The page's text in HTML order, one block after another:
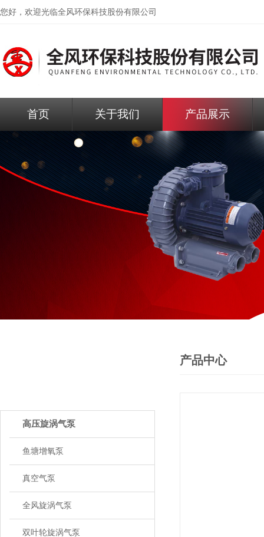
您好，欢迎光临全风环保科技股份有限公司
首页 关于我们 产品展示
高压旋涡气泵
鱼塘增氧泵
真空气泵
全风旋涡气泵
双叶轮旋涡气泵
产品中心